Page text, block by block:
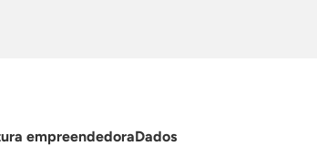
empreendedoraDados